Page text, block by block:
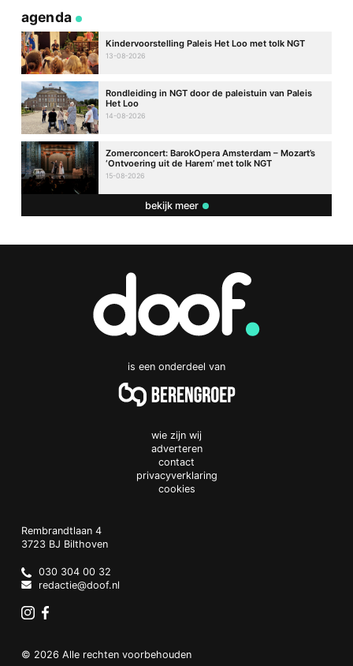
agenda
Kindervoorstelling Paleis Het Loo met tolk NGT
13-08-2026
Rondleiding in NGT door de paleistuin van Paleis
Het Loo
14-08-2026
Zomerconcert: BarokOpera Amsterdam – Mozart’s
‘Ontvoering uit de Harem’ met tolk NGT
15-08-2026
bekijk meer
is een onderdeel van
wie zijn wij
adverteren
contact
privacyverklaring
cookies
Doof.nl
work
Rembrandtlaan 4
3723 BJ Bilthoven
Netherlands
030 304 00 32
redactie@doof.nl
© 2026 Alle rechten voorbehouden